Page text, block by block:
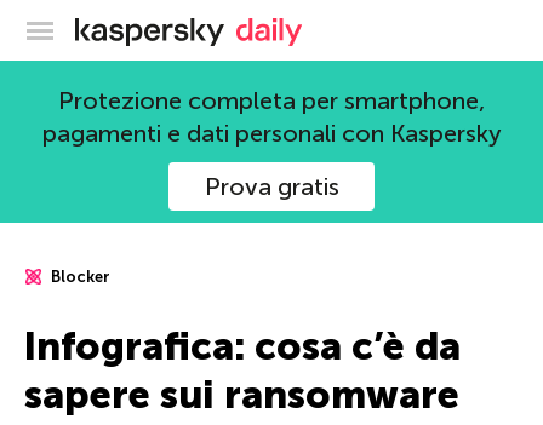
Blog ufficiale di Kaspersky
Protezione completa per smartphone,
pagamenti e dati personali con Kaspersky
Prova gratis
Blocker
Infografica: cosa c’è da
sapere sui ransomware